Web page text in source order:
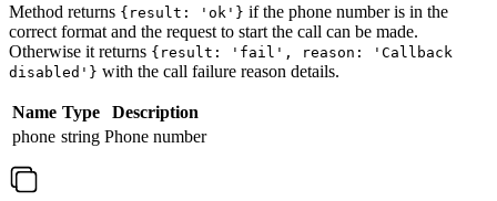
Method returns {result: 'ok'} if the phone number is in the
correct format and the request to start the call can be made.
Otherwise it returns {result: 'fail', reason: 'Callback
disabled'} with the call failure reason details.
Name Type
Description
phone string Phone number